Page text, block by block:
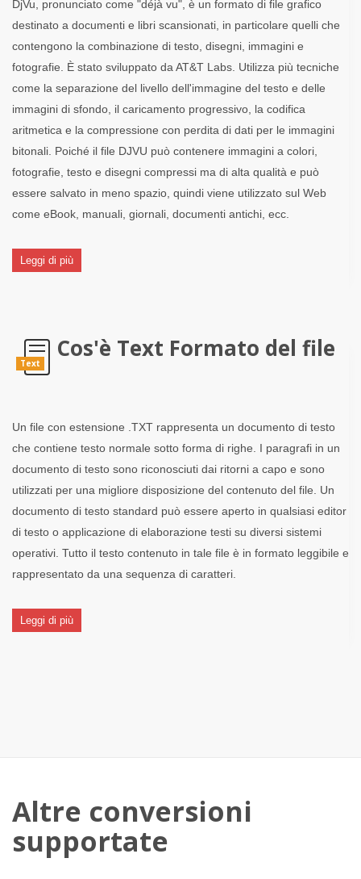
DjVu, pronunciato come "déjà vu", è un formato di file grafico
destinato a documenti e libri scansionati, in particolare quelli che
contengono la combinazione di testo, disegni, immagini e
fotografie. È stato sviluppato da AT&T Labs. Utilizza più tecniche
come la separazione del livello dell'immagine del testo e delle
immagini di sfondo, il caricamento progressivo, la codifica
aritmetica e la compressione con perdita di dati per le immagini
bitonali. Poiché il file DJVU può contenere immagini a colori,
fotografie, testo e disegni compressi ma di alta qualità e può
essere salvato in meno spazio, quindi viene utilizzato sul Web
come eBook, manuali, giornali, documenti antichi, ecc.
Leggi di più
Text
Cos'è Text Formato del file
Un file con estensione .TXT rappresenta un documento di testo
che contiene testo normale sotto forma di righe. I paragrafi in un
documento di testo sono riconosciuti dai ritorni a capo e sono
utilizzati per una migliore disposizione del contenuto del file. Un
documento di testo standard può essere aperto in qualsiasi editor
di testo o applicazione di elaborazione testi su diversi sistemi
operativi. Tutto il testo contenuto in tale file è in formato leggibile e
rappresentato da una sequenza di caratteri.
Leggi di più
Altre conversioni
supportate